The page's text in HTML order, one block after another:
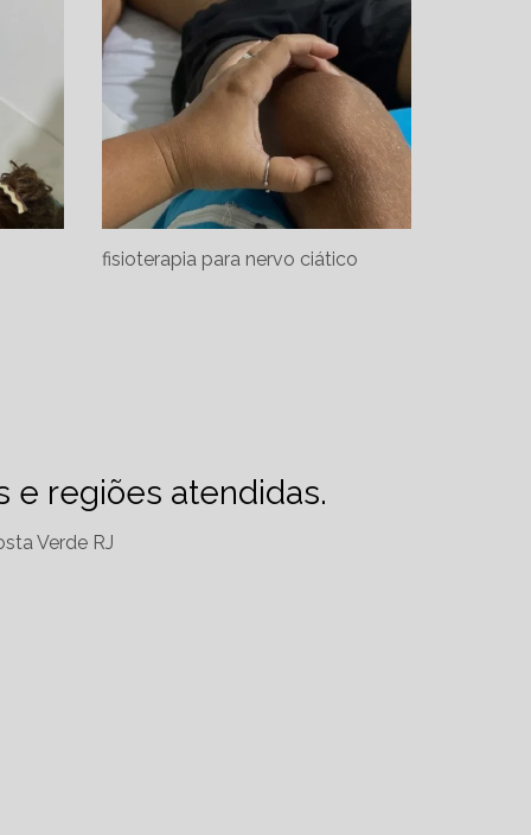
fisioterapia para nervo ciático
e regiões atendidas.
Verde RJ